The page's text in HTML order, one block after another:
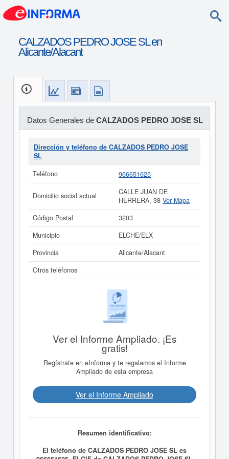
CALZADOS PEDRO JOSE SL en
Alicante/Alacant
Datos Generales de CALZADOS PEDRO JOSE SL
Dirección y teléfono de CALZADOS PEDRO JOSE
SL
Teléfono
966651625
Domicilio social actual
CALLE JUAN DE
HERRERA, 38 Ver Mapa
Código Postal
3203
Municipio
ELCHE/ELX
Provincia
Alicante/Alacant
Otros teléfonos
Ver el Informe Ampliado. ¡Es
gratis!
Regístrate en eInforma y te regalamos el Informe
Ampliado de esta empresa
Ver el Informe Ampliado
Resumen identificativo:
El teléfono de CALZADOS PEDRO JOSE SL es